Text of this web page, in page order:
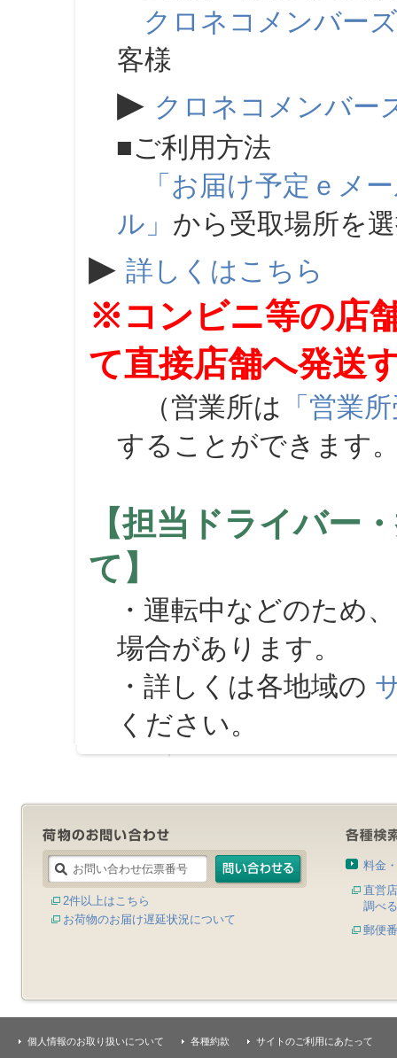
クロネコメンバーズ
客様
▶ クロネコメンバー
■ご利用方法
「お届け予定ｅメ
ル」 から受取場所を
▶ 詳しくはこちら
※コンビニ等の店
て直接店舗へ発送
（営業所は 「営業
することができます
【担当ドライバー
て】
・運転中などのため
場合があります。
・詳しくは各地域の
ください。
2件以上はこちら
お荷物のお届け遅延状況について
料金
直営
調べる
郵便
個人情報のお取り扱いについて 各種約款 サイトのご利用にあたって